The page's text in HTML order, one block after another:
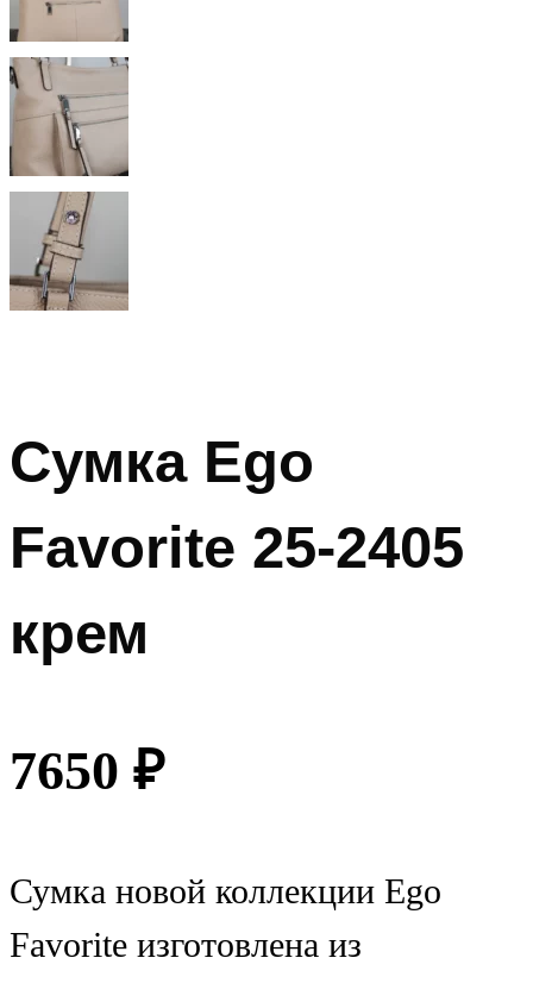
Сумка Ego
Favorite 25-2405
крем
7650 ₽
Сумка новой коллекции Ego
Favorite изготовлена из